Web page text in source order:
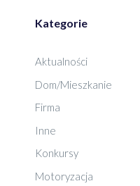
Kategorie
Aktualności
Dom/Mieszkanie
Firma
Inne
Konkursy
Motoryzacja